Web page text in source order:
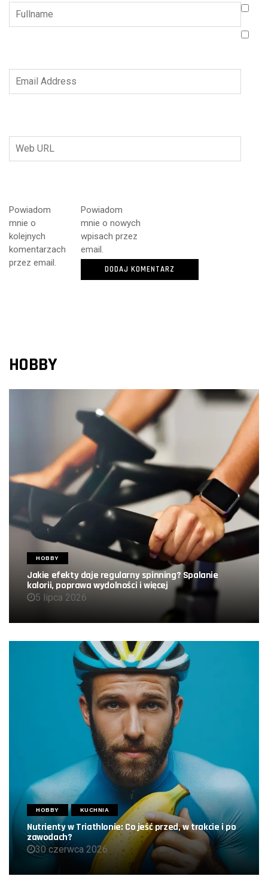
Powiadom
mnie o
kolejnych
komentarzach
przez email.
Powiadom
mnie o nowych
wpisach przez
email.
HOBBY
HOBBY
Jakie efekty daje regularny spinning? Spalanie
kalorii, poprawa wydolności i więcej
5 lipca 2026
HOBBY KUCHNIA
Nutrienty w Triathlonie: Co jeść przed, w trakcie i po
zawodach?
30 czerwca 2026